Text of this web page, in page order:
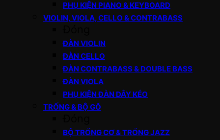
PHỤ KIỆN PIANO & KEYBOARD
VIOLIN, VIOLA, CELLO & CONTRABASS
ĐÀN VIOLIN
ĐÀN CELLO
ĐÀN CONTRABASS & DOUBLE BASS
ĐÀN VIOLA
PHỤ KIỆN ĐÀN DÂY KÉO
TRỐNG & BỘ GÕ
BỘ TRỐNG CƠ & TRỐNG JAZZ